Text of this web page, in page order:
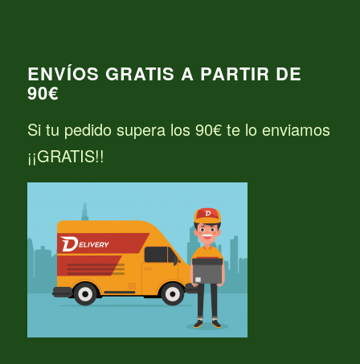
ENVÍOS GRATIS A PARTIR DE
90€
Si tu pedido supera los 90€ te lo enviamos
¡¡GRATIS!!